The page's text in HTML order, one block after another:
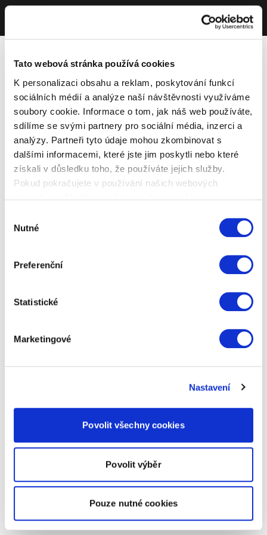
Tato webová stránka používá cookies
K personalizaci obsahu a reklam, poskytování funkcí
sociálních médií a analýze naší návštěvnosti využíváme
soubory cookie. Informace o tom, jak náš web používáte,
sdílíme se svými partnery pro sociální média, inzerci a
analýzy. Partneři tyto údaje mohou zkombinovat s
dalšími informacemi, které jste jim poskytli nebo které
získali v důsledku toho, že používáte jejich služby.
Pokud pokračujete v používání našich webových
souhlasu
Nutné
Preferenční
Statistické
Marketingové
Nastavení
Povolit všechny cookies
Povolit výběr
Pouze nutné cookies